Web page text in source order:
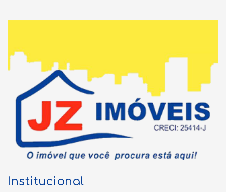
Institucional